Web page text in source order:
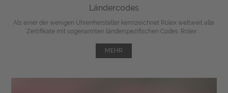
Ländercodes
Als einer der wenigen Uhrenhersteller kennzeichnet Rolex weltweit alle
Zertifikate mit sogenannten länderspezifischen Codes. Rolex ...
MEHR